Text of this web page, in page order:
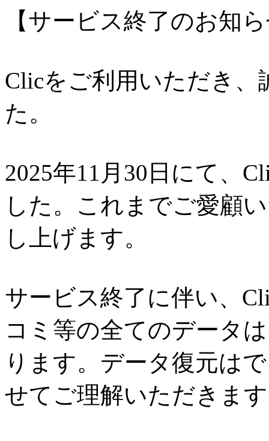
【サービス終了のお知
Clicをご利用いただき
た。
2025年11月30日にて、
した。これまでご愛顧
し上げます。
サービス終了に伴い、
コミ等の全てのデータ
ります。データ復元は
せてご理解いただきま